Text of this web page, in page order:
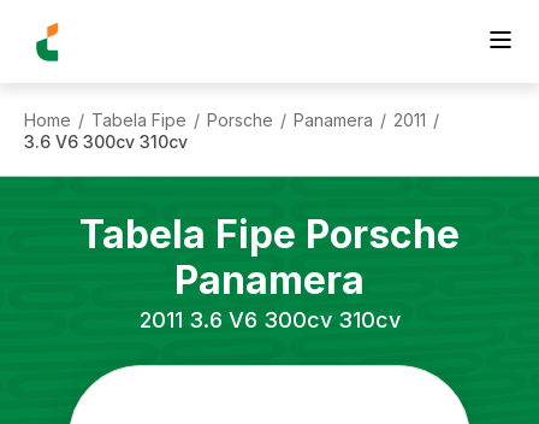
Home / Tabela Fipe / Porsche / Panamera / 2011 /
3.6 V6 300cv 310cv
Tabela Fipe Porsche
Panamera
2011 3.6 V6 300cv 310cv